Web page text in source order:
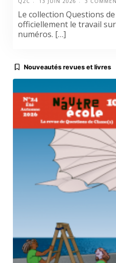
Le collection Questions
officiellement le travail
numéros. […]
Nouveautés revues et livres